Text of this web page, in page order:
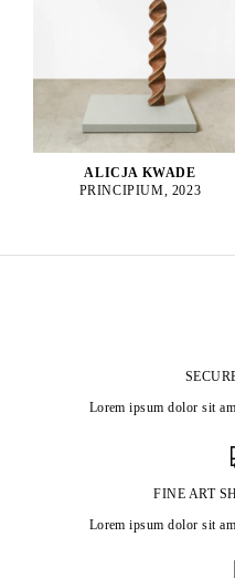
ALICJA KWADE
PRINCIPIUM, 2023
Lorem ipsum dolor sit
FINE ART
Lorem ipsum dolor sit